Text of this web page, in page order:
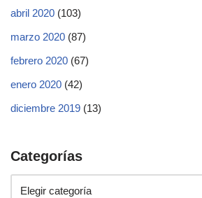
abril 2020 (103)
marzo 2020 (87)
febrero 2020 (67)
enero 2020 (42)
diciembre 2019 (13)
Categorías